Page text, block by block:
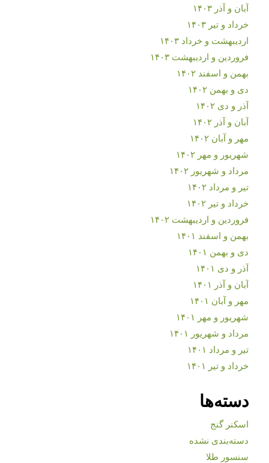
آبان و آذر ۱۴۰۳
خرداد و تیر ۱۴۰۳
اردیبهشت و خرداد ۱۴۰۳
فروردین و اردیبهشت ۱۴۰۳
بهمن و اسفند ۱۴۰۲
دی و بهمن ۱۴۰۲
آذر و دی ۱۴۰۲
آبان و آذر ۱۴۰۲
مهر و آبان ۱۴۰۲
شهریور و مهر ۱۴۰۲
مرداد و شهریور ۱۴۰۲
تیر و مرداد ۱۴۰۲
خرداد و تیر ۱۴۰۲
فروردین و اردیبهشت ۱۴۰۲
بهمن و اسفند ۱۴۰۱
دی و بهمن ۱۴۰۱
آذر و دی ۱۴۰۱
آبان و آذر ۱۴۰۱
مهر و آبان ۱۴۰۱
شهریور و مهر ۱۴۰۱
مرداد و شهریور ۱۴۰۱
تیر و مرداد ۱۴۰۱
خرداد و تیر ۱۴۰۱
دسته‌ها
اسکنر گنج
دسته‌بندی نشده
سنسور طلا